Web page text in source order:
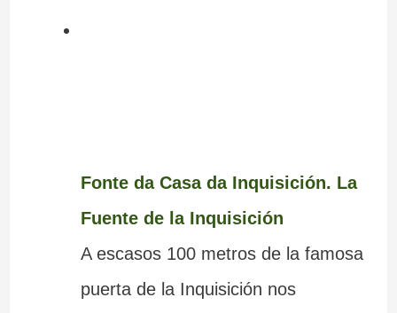
Fonte da Casa da Inquisición. La
Fuente de la Inquisición
A escasos 100 metros de la famosa
puerta de la Inquisición nos